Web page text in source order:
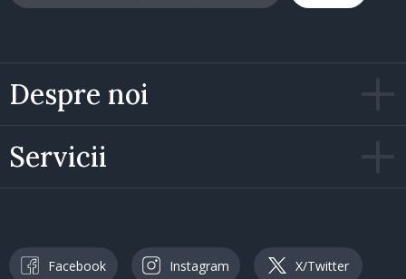
Despre noi
Servicii
Facebook Instagram X/Twitter